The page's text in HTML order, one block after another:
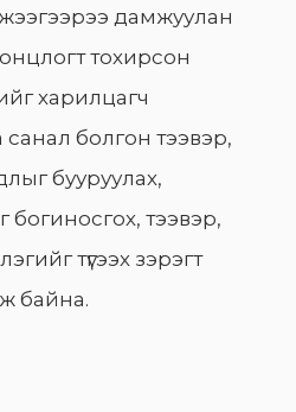
дамжуулан
тохирсон
харилцагч
санал болгон тээвэр,
бууруулах,
богиносгох, тээвэр,
түгээх зэрэгт
байна.